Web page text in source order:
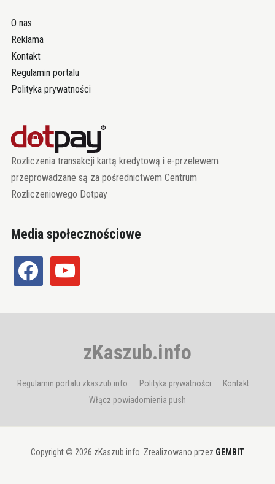
O nas
Reklama
Kontakt
Regulamin portalu
Polityka prywatności
Rozliczenia transakcji kartą kredytową i e-przelewem
przeprowadzane są za pośrednictwem Centrum
Rozliczeniowego Dotpay
Media społecznościowe
facebook youtube
zKaszub.info
Regulamin portalu zkaszub.info Polityka prywatności
Kontakt
Włącz powiadomienia push
Copyright © 2026 zKaszub.info. Zrealizowano przez GEMBIT